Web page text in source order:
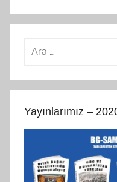
Arama:
Yayınlarımız –